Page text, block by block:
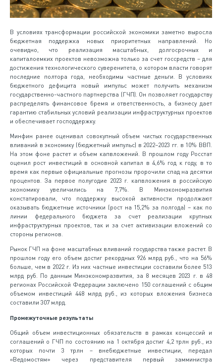
В условиях трансформации российской экономики заметно выросла
бюджетная поддержка новых приоритетных направлений. Но
очевидно, что реализация масштабных, долгосрочных и
капиталоемких проектов невозможна только за счет госсредств – для
достижения технологического суверенитета, о котором власти говорят
последние полтора года, необходимы частные деньги. В условиях
бюджетного дефицита новый импульс может получить механизм
государственно-частного партнерства (ГЧП). Он позволяет государству
распределять финансовое бремя и ответственность, а бизнесу дает
гарантию стабильных условий реализации инфраструктурных проектов
и обеспечивает господдержку.
Минфин ранее оценивал совокупный объем чистых государственных
вливаний в экономику (бюджетный импульс) в 2022–2023 гг. в 10% ВВП.
На этом фоне растет и объем капвложений. В прошлом году Росстат
оценил рост инвестиций в основной капитал в 4,6% год к году, в то
время как первые официальные прогнозы пророчили спад на десятки
процентов. За первое полугодие 2023 г. капвложения в российскую
экономику увеличились на 7,7%. В Минэкономразвития
констатировали, что поддержку высокой активности продолжают
оказывать бюджетные источники (рост на 15,2% за полгода) – как по
линии федерального бюджета за счет реализации крупных
инфраструктурных проектов, так и за счет активизации вложений со
стороны регионов.
Рынок ГЧП на фоне масштабных вливаний государства также растет. В
прошлом году его объем достиг рекордных 926 млрд руб., что на 56%
больше, чем в 2022 г. Из них частные инвестиции составили более 513
млрд руб. По данным Минэкономразвития, за 8 месяцев 2023 г. в 48
регионах Российской Федерации заключено 150 соглашений с общим
объемом инвестиций 448 млрд руб., из которых вложения бизнеса
составили 307 млрд.
Промежуточные результаты
Общий объем инвестиционных обязательств в рамках концессий и
соглашений о ГЧП по состоянию на 1 октября достиг 4,2 трлн руб., из
которых почти 3 трлн – внебюджетные инвестиции, передал
«Ведомостям» через представителя первый замминистра